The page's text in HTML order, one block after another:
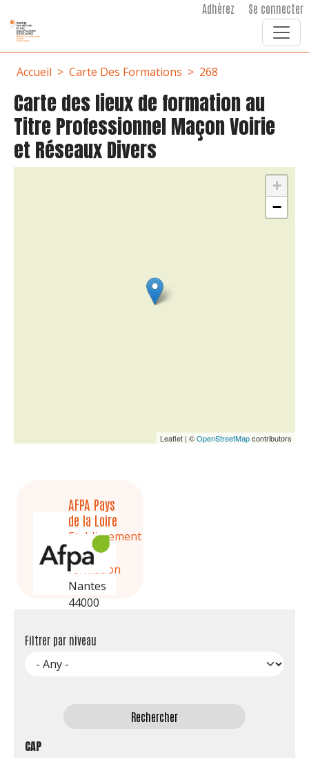
Adhérez Se connecter
Fil d'Ariane
Accueil Carte Des Formations 268
Filtrer par niveau
CAP
Carte des lieux de formation au
Titre Professionnel Maçon Voirie
et Réseaux Divers
+
−
Leaflet | ©OpenStreetMapcontributors
AFPA Pays
de la Loire
Etablissement
de
formation
Nantes
44000